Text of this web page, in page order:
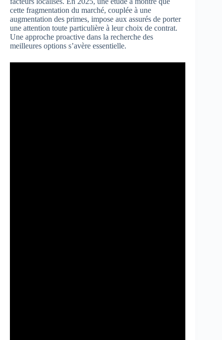
cette fragmentation du marché, couplée à une
augmentation des primes, impose aux assurés de porter
une attention toute particulière à leur choix de contrat.
Une approche proactive dans la recherche des
meilleures options s’avère essentielle.